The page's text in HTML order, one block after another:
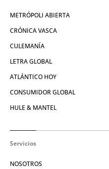
METRÓPOLI ABIERTA
CRÓNICA VASCA
CULEMANÍA
LETRA GLOBAL
ATLÁNTICO HOY
CONSUMIDOR GLOBAL
HULE & MANTEL
Servicios
NOSOTROS